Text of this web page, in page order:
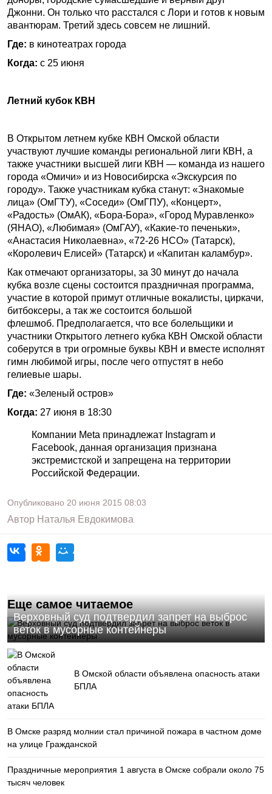
Джонни. Он только что расстался с Лори и готов к новым
авантюрам. Третий здесь совсем не лишний.
Где: в кинотеатрах города
Когда: с 25 июня
Летний кубок КВН
В Открытом летнем кубке КВН Омской области
участвуют лучшие команды региональной лиги КВН, а
также участники высшей лиги КВН — команда из нашего
города «Омичи» и из Новосибирска «Экскурсия по
городу». Также участникам кубка станут: «Знакомые
лица» (ОмГТУ), «Соседи» (ОмГПУ), «Концерт»,
«Радость» (ОмАК), «Бора-Бора», «Город Муравленко»
(ЯНАО), «Любимая» (ОмГАУ), «Какие-то печеньки»,
«Анастасия Николаевна», «72-26 НСО» (Татарск),
«Королевич Елисей» (Татарск) и «Капитан каламбур».
Как отмечают организаторы, за 30 минут до начала
кубка возле сцены состоится праздничная программа,
участие в которой примут отличные вокалисты, циркачи,
битбоксеры, а так же состоится большой
флешмоб. Предполагается, что все болельщики и
участники Открытого летнего кубка КВН Омской области
соберутся в три огромные буквы КВН и вместе исполнят
гимн любимой игры, после чего отпустят в небо
гелиевые шары.
Где: «Зеленый остров»
Когда: 27 июня в 18:30
Компании Meta принадлежат Instagram и
Facebook, данная организация признана
экстремистской и запрещена на территории
Российской Федерации.
Опубликовано 20 июня 2015 08:03
Автор Наталья Евдокимова
Еще самое читаемое
Верховный суд подтвердил запрет на выброс
веток в мусорные контейнеры
В Омской области объявлена опасность атаки
БПЛА
В Омске разряд молнии стал причиной пожара в частном доме
на улице Гражданской
Праздничные мероприятия 1 августа в Омске собрали около 75
тысяч человек